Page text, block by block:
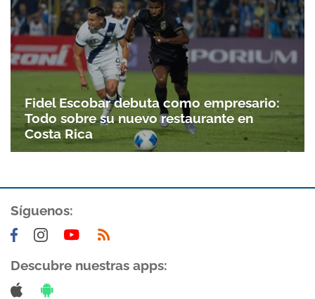
Gracias por suscribirte a nuestro boletín.
Fidel Escobar debuta como empresario:
Todo sobre su nuevo restaurante en
Costa Rica
Síguenos:
Descubre nuestras apps: